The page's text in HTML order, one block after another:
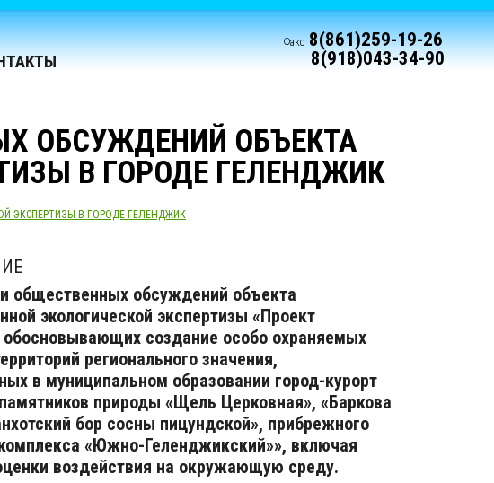
Факс 8(861)259-19-26
8(918)043-34-90
ОБСУЖДЕНИЙ ОБЪЕКТА
В ГОРОДЕ ГЕЛЕНДЖИК
ЭКСПЕРТИЗЫ В ГОРОДЕ ГЕЛЕНДЖИК
общественных обсуждений объекта
экологической экспертизы «Проект
обосновывающих создание особо охраняемых
регионального значения,
в муниципальном образовании город-курорт
природы «Щель Церковная», «Баркова
бор сосны пицундской», прибрежного
«Южно-Геленджикский»», включая
воздействия на окружающую среду.